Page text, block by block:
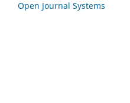
Open Journal Systems